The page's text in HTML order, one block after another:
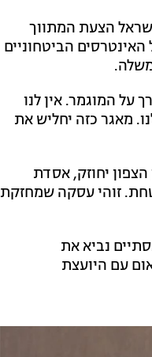
הצעת המתווך
הביטחוניים
על המוגמר. אין לנו
מאגר כזה יחליש את
יחוזק, אסדת
זוהי עסקה שמחזקת
נביא את
עם היועצת